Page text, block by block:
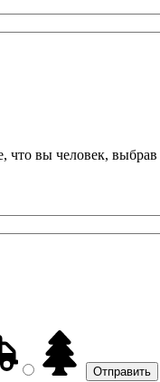
что вы человек, выбрав